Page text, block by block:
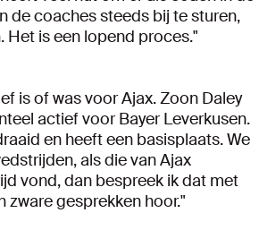
de coaches steeds bij te sturen,
Het is een lopend proces."
is of was voor Ajax. Zoon Daley
actief voor Bayer Leverkusen.
en heeft een basisplaats. We
als die van Ajax
vond, dan bespreek ik dat met
zware gesprekken hoor."